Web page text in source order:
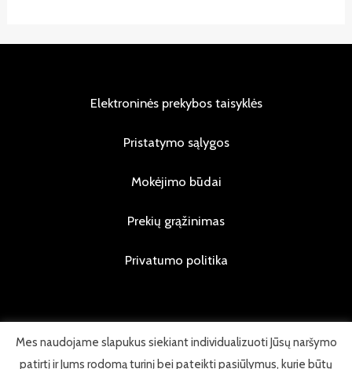
Elektroninės prekybos taisyklės
Pristatymo sąlygos
Mokėjimo būdai
Prekių grąžinimas
Privatumo politika
© 2026 Visos teisės saugomos
Mes naudojame slapukus siekiant individualizuoti Jūsų naršymo
patirtį ir Jums rodomą turinį bei pateikti pasiūlymus, kurie būtų